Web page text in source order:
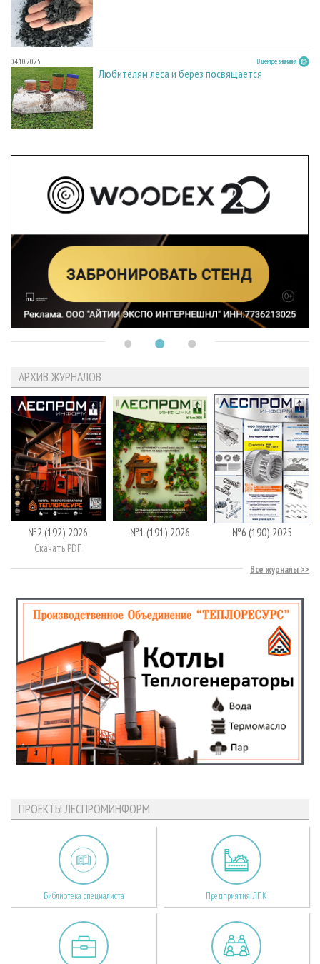
04.10.2025 В центре внимания
Любителям леса и берез посвящается
АРХИВ ЖУРНАЛОВ
№2 (192) 2026
Скачать PDF
№1 (191) 2026 №6 (190) 2025
Все журналы
ПРОЕКТЫ ЛЕСПРОМИНФОРМ
Библиотека специалиста Предприятия ЛПК